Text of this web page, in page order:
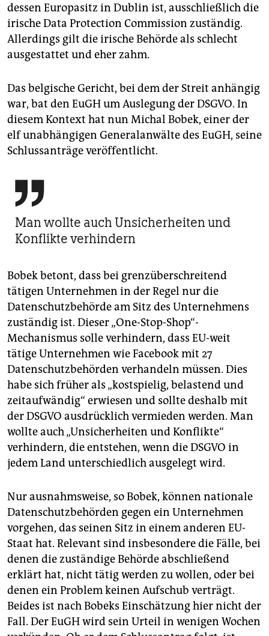
dessen Europasitz in Dublin ist, ausschließlich die
irische Data Protection Commission zuständig.
Allerdings gilt die irische Behörde als schlecht
ausgestattet und eher zahm.
Das belgische Gericht, bei dem der Streit anhängig
war, bat den EuGH um Auslegung der DSGVO. In
diesem Kontext hat nun Michal Bobek, einer der
elf unabhängigen Generalanwälte des EuGH, seine
Schlussanträge veröffentlicht.

Man wollte auch Unsicherheiten und
Konflikte verhindern
Bobek betont, dass bei grenzüberschreitend
tätigen Unternehmen in der Regel nur die
Datenschutzbehörde am Sitz des Unternehmens
zuständig ist. Dieser „One-Stop-Shop“-
Mechanismus solle verhindern, dass EU-weit
tätige Unternehmen wie Facebook mit 27
Datenschutzbehörden verhandeln müssen. Dies
habe sich früher als „kostspielig, belastend und
zeitaufwändig“ erwiesen und sollte deshalb mit
der DSGVO ausdrücklich vermieden werden. Man
wollte auch „Unsicherheiten und Konflikte“
verhindern, die entstehen, wenn die DSGVO in
jedem Land unterschiedlich ausgelegt wird.
Nur ausnahmsweise, so Bobek, können nationale
Datenschutzbehörden gegen ein Unternehmen
vorgehen, das seinen Sitz in einem anderen EU-
Staat hat. Relevant sind insbesondere die Fälle, bei
denen die zuständige Behörde abschließend
erklärt hat, nicht tätig werden zu wollen, oder bei
denen ein Problem keinen Aufschub verträgt.
Beides ist nach Bobeks Einschätzung hier nicht der
Fall. Der EuGH wird sein Urteil in wenigen Wochen